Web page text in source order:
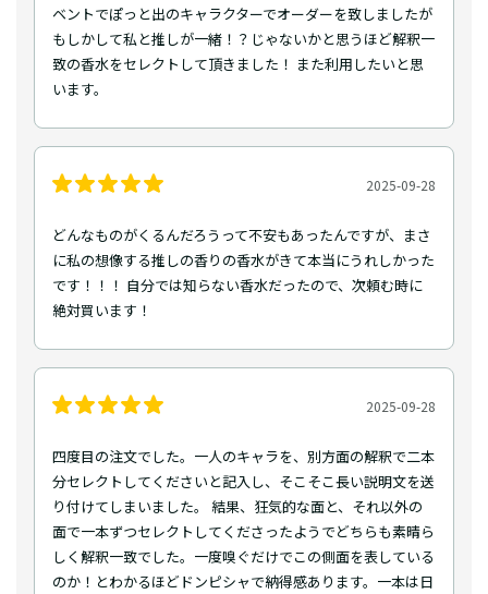
ベントでぽっと出のキャラクターでオーダーを致しましたが
もしかして私と推しが一緒！？じゃないかと思うほど解釈一
致の香水をセレクトして頂きました！ また利用したいと思
います。
2025-09-28
どんなものがくるんだろうって不安もあったんですが、まさ
に私の想像する推しの香りの香水がきて本当にうれしかった
です！！！ 自分では知らない香水だったので、次頼む時に
絶対買います！
2025-09-28
四度目の注文でした。一人のキャラを、別方面の解釈で二本
分セレクトしてくださいと記入し、そこそこ長い説明文を送
り付けてしまいました。 結果、狂気的な面と、それ以外の
面で一本ずつセレクトしてくださったようでどちらも素晴ら
しく解釈一致でした。一度嗅ぐだけでこの側面を表している
のか！とわかるほどドンピシャで納得感あります。一本は日